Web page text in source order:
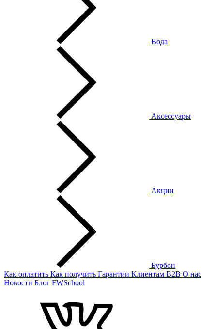
Вода
Аксессуары
Акции
Бурбон
Как оплатить Как получить Гарантии Клиентам B2B О нас
Новости Блог FWSchool